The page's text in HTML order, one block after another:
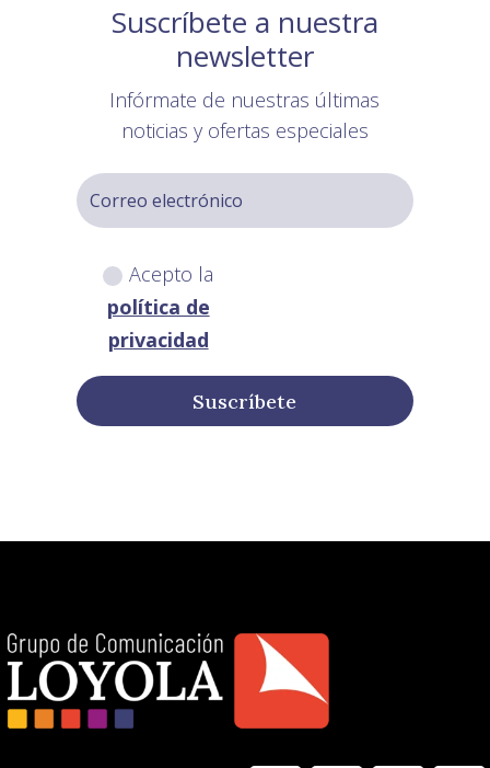
Suscríbete a nuestra
newsletter
Infórmate de nuestras últimas
noticias y ofertas especiales
Acepto la
política de
privacidad
Suscríbete